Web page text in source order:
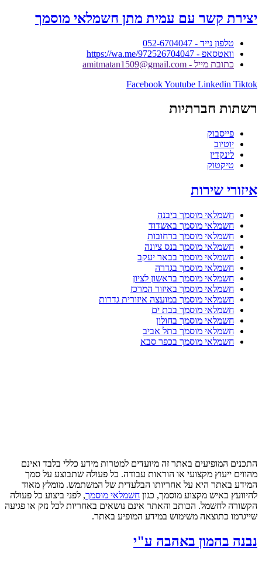
יצירת קשר עם עמית מתן חשמלאי מוסמך
טלפון נייד - 052-6704047
וואטסאפ - https://wa.me/972526704047
כתובת מייל - amitmatan1509@gmail.com
FacebookYoutube Linkedin Tiktok
רשתות חברתיות
פייסבוק
יוטיוב
לינקדין
טיקטוק
איזורי שירות
חשמלאי מוסמך ביבנה
חשמלאי מוסמך באשדוד
חשמלאי מוסמך ברחובות
חשמלאי מוסמך בנס ציונה
חשמלאי מוסמך בבאר יעקב
חשמלאי מוסמך בגדרה
חשמלאי מוסמך בראשון לציון
חשמלאי מוסמך באיזור המרכז
חשמלאי מוסמך במועצה איזורית גדרות
חשמלאי מוסמך בבת ים
חשמלאי מוסמך בחולון
חשמלאי מוסמך בתל אביב
חשמלאי מוסמך בכפר סבא
התכנים המופיעים באתר זה מיועדים למטרות מידע כללי בלבד ואינם
מהווים ייעוץ מקצועי או הוראות עבודה. כל פעולה שתבוצע על סמך
המידע באתר היא על אחריותו הבלעדית של המשתמש. מומלץ מאוד
להיוועץ באיש מקצוע מוסמך, כגון חשמלאי מוסמך, לפני ביצוע כל פעולה
הקשורה לחשמל. הכותב והאתר אינם נושאים באחריות לכל נזק או פגיעה
שייגרמו כתוצאה משימוש במידע המופיע באתר.
נבנה בהמון באהבה ע"י